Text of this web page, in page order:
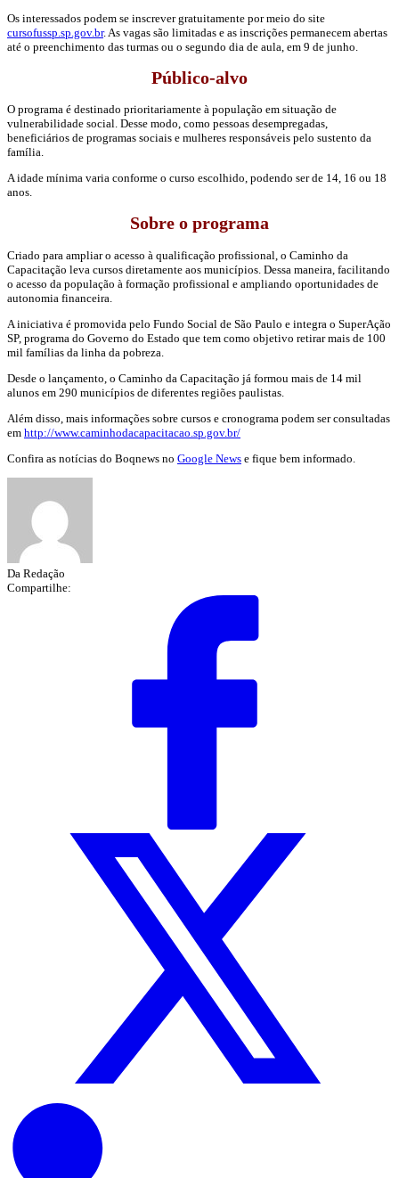
Os interessados podem se inscrever gratuitamente por meio do site
cursofussp.sp.gov.br. As vagas são limitadas e as inscrições permanecem abertas
até o preenchimento das turmas ou o segundo dia de aula, em 9 de junho.
Público-alvo
O programa é destinado prioritariamente à população em situação de
vulnerabilidade social. Desse modo, como pessoas desempregadas,
beneficiários de programas sociais e mulheres responsáveis pelo sustento da
família.
A idade mínima varia conforme o curso escolhido, podendo ser de 14, 16 ou 18
anos.
Sobre o programa
Criado para ampliar o acesso à qualificação profissional, o Caminho da
Capacitação leva cursos diretamente aos municípios. Dessa maneira, facilitando
o acesso da população à formação profissional e ampliando oportunidades de
autonomia financeira.
A iniciativa é promovida pelo Fundo Social de São Paulo e integra o SuperAção
SP, programa do Governo do Estado que tem como objetivo retirar mais de 100
mil famílias da linha da pobreza.
Desde o lançamento, o Caminho da Capacitação já formou mais de 14 mil
alunos em 290 municípios de diferentes regiões paulistas.
Além disso, mais informações sobre cursos e cronograma podem ser consultadas
em http://www.caminhodacapacitacao.sp.gov.br/
Confira as notícias do Boqnews no Google News e fique bem informado.
Da Redação
Compartilhe: